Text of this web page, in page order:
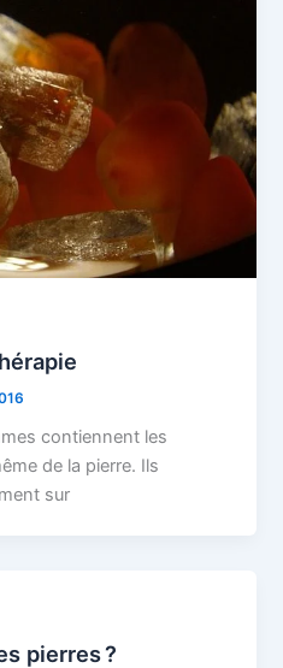
contiennent les
de la pierre. Ils
sur
pierres ?